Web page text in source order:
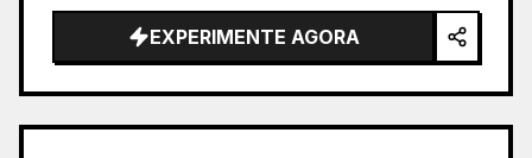
EXPERIMENTE AGORA